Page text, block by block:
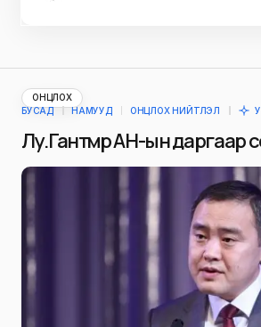
ОНЦЛОХ
БУСАД
НАМУУД ОНЦЛОХ НИЙТЛЭЛ
Лу.Гантөмөр АН-ын даргаар